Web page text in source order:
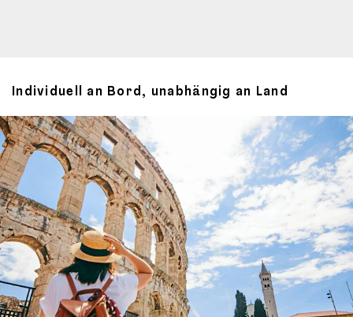
Individuell an Bord, unabhängig an Land